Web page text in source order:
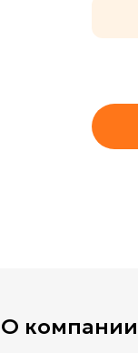
О компании